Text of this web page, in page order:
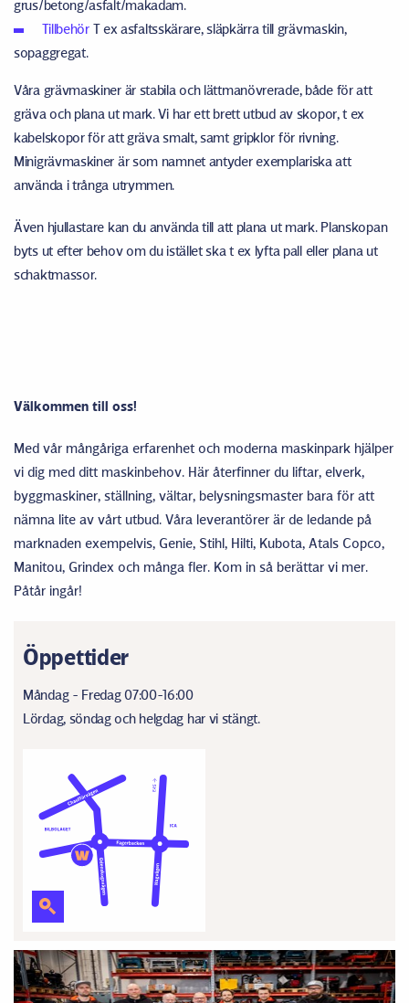
grus/betong/asfalt/makadam.
TillbehörT ex asfaltsskärare, släpkärra till grävmaskin,
sopaggregat.
Våra grävmaskiner är stabila och lättmanövrerade, både för att
gräva och plana ut mark. Vi har ett brett utbud av skopor, t ex
kabelskopor för att gräva smalt, samt gripklor för rivning.
Minigrävmaskiner är som namnet antyder exemplariska att
använda i trånga utrymmen.
Även hjullastare kan du använda till att plana ut mark. Planskopan
byts ut efter behov om du istället ska t ex lyfta pall eller plana ut
schaktmassor.
Välkommen till oss!
Med vår mångåriga erfarenhet och moderna maskinpark hjälper
vi dig med ditt maskinbehov. Här återfinner du liftar, elverk,
byggmaskiner, ställning, vältar, belysningsmaster bara för att
nämna lite av vårt utbud. Våra leverantörer är de ledande på
marknaden exempelvis, Genie, Stihl, Hilti, Kubota, Atals Copco,
Manitou, Grindex och många fler. Kom in så berättar vi mer.
Påtår ingår!
Öppettider
Måndag - Fredag 07:00-16:00
Lördag, söndag och helgdag har vi stängt.